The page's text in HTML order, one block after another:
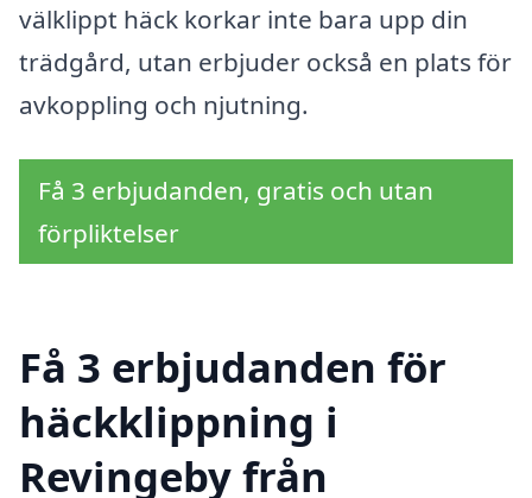
välklippt häck korkar inte bara upp din
trädgård, utan erbjuder också en plats för
avkoppling och njutning.
Få 3 erbjudanden, gratis och utan
förpliktelser
Få 3 erbjudanden för
häckklippning i
Revingeby från